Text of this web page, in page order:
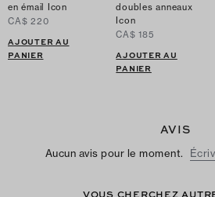
en émail Icon
CA$ 220
AJOUTER AU
PANIER
doubles anneaux
Icon
CA$ 185
AJOUTER AU
PANIER
AVIS
Aucun avis pour le moment.
VOUS CHERCHEZ